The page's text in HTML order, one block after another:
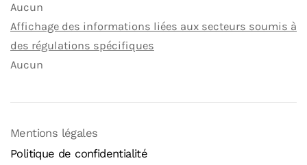
Aucun
Affichage des informations liées aux secteurs soumis à
des régulations spécifiques
Aucun
Mentions légales
Politique de confidentialité